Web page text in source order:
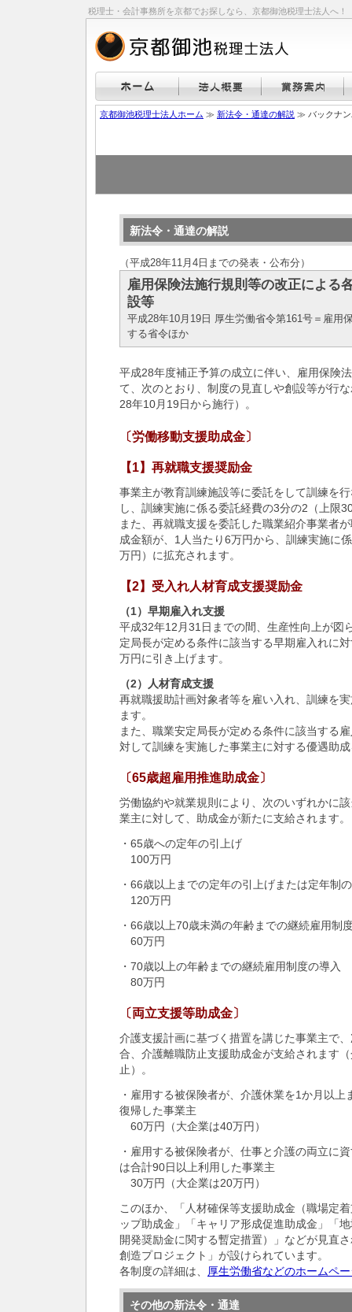
税理士・会計事務所を京都でお探しなら、京都御池税理士法人へ！
京都御池税理士法人ホーム ≫ 新法令・通達の解説 ≫ バックナン
新法令・通達の解説
（平成28年11月4日までの発表・公布分）
雇用保険法施行規則等の改正による
設等
平成28年10月19日 厚生労働省令第161号＝雇用
する省令ほか
平成28年度補正予算の成立に伴い、雇用保険
て、次のとおり、制度の見直しや創設等が行
28年10月19日から施行）。
〔労働移動支援助成金〕
【1】再就職支援奨励金
事業主が教育訓練施設等に委託をして訓練を
し、訓練実施に係る委託経費の3分の2（上限
また、再就職支援を委託した職業紹介事業者
成金額が、1人当たり6万円から、訓練実施に
万円）に拡充されます。
【2】受入れ人材育成支援奨励金
（1）早期雇入れ支援
平成32年12月31日までの間、生産性向上が図
定局長が定める条件に該当する早期雇入れに
万円に引き上げます。
（2）人材育成支援
再就職援助計画対象者等を雇い入れ、訓練を
ます。
また、職業安定局長が定める条件に該当する
対して訓練を実施した事業主に対する優遇助
〔65歳超雇用推進助成金〕
労働協約や就業規則により、次のいずれかに
業主に対して、助成金が新たに支給されます。
・65歳への定年の引上げ
100万円
・66歳以上までの定年の引上げまたは定年制
120万円
・66歳以上70歳未満の年齢までの継続雇用制
60万円
・70歳以上の年齢までの継続雇用制度の導入
80万円
〔両立支援等助成金〕
介護支援計画に基づく措置を講じた事業主で
合、介護離職防止支援助成金が支給されます
止）。
・雇用する被保険者が、介護休業を1か月以
復帰した事業主
60万円（大企業は40万円）
・雇用する被保険者が、仕事と介護の両立に
は合計90日以上利用した事業主
30万円（大企業は20万円）
このほか、「人材確保等支援助成金（職場定
ップ助成金」「キャリア形成促進助成金」「
開発奨励金に関する暫定措置）」などが見直
創造プロジェクト」が設けられています。
各制度の詳細は、 厚生労働省などのホームペ
その他の新法令・通達